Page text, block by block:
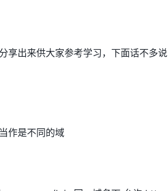
享出来供大家参考学习，下面话不多说
作是不同的域